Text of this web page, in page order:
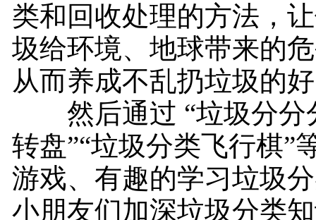
类和回收处理的方法，
圾给环境、地球带来的
从而养成不乱扔垃圾的
然后通过 “垃圾分分
转盘”“垃圾分类飞行棋”
游戏、有趣的学习垃圾
小朋友们加深垃圾分类